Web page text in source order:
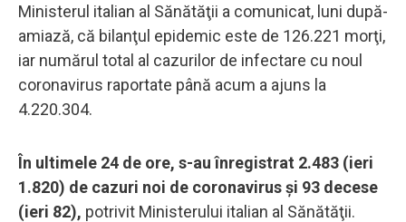
Ministerul italian al Sănătăţii a comunicat, luni după-
amiază, că bilanţul epidemic este de 126.221 morţi,
iar numărul total al cazurilor de infectare cu noul
coronavirus raportate până acum a ajuns la
4.220.304.
În ultimele 24 de ore, s-au înregistrat 2.483 (ieri
1.820) de cazuri noi de coronavirus şi 93 decese
(ieri 82), potrivit Ministerului italian al Sănătăţii.